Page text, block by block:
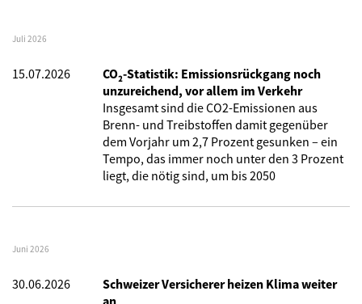
Juli 2026
15.07.2026
CO₂-Statistik: Emissionsrückgang noch
unzureichend, vor allem im Verkehr
Insgesamt sind die CO2-Emissionen aus
Brenn- und Treibstoffen damit gegenüber
dem Vorjahr um 2,7 Prozent gesunken – ein
Tempo, das immer noch unter den 3 Prozent
liegt, die nötig sind, um bis 2050
Juni 2026
30.06.2026
Schweizer Versicherer heizen Klima weiter
an